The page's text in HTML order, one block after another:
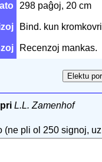
298 paĝoj, 20 cm
Bind. kun
Recenzoj mankas.
L.L. Zamenhof
(ne pli ol 250 signoj,